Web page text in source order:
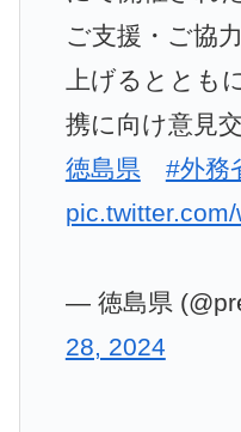
ご支援・ご協
上げるととも
携に向け意見
徳島県
#外務
— 徳島県
28, 2024